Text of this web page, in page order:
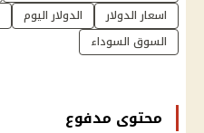
اسعار الدولار
الدولار اليوم
السوق السوداء
محتوى مدفوع